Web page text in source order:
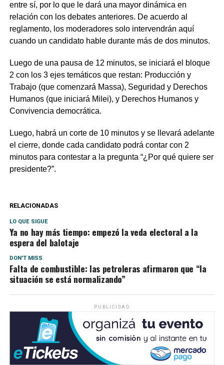
entre sí, por lo que le dará una mayor dinámica en
relación con los debates anteriores. De acuerdo al
reglamento, los moderadores solo intervendrán aquí
cuando un candidato hable durante más de dos minutos.
Luego de una pausa de 12 minutos, se iniciará el bloque
2 con los 3 ejes temáticos que restan: Producción y
Trabajo (que comenzará Massa), Seguridad y Derechos
Humanos (que iniciará Milei), y Derechos Humanos y
Convivencia democrática.
Luego, habrá un corte de 10 minutos y se llevará adelante
el cierre, donde cada candidato podrá contar con 2
minutos para contestar a la pregunta “¿Por qué quiere ser
presidente?”.
RELACIONADAS
LO QUE SIGUE
Ya no hay más tiempo: empezó la veda electoral a la
espera del balotaje
DON'T MISS
Falta de combustible: las petroleras afirmaron que “la
situación se está normalizando”
PUBLICIDAD